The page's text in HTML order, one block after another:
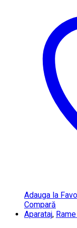
Adauga la
Compară
Aparataj,